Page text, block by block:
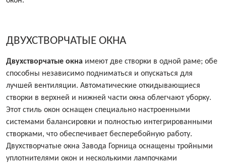
ДВУХСТВОРЧАТЫЕ ОКНА
Двухстворчатые окна имеют две створки в одной раме; обе
способны независимо подниматься и опускаться для
лучшей вентиляции. Автоматические откидывающиеся
створки в верхней и нижней части окна облегчают уборку.
Этот стиль окон оснащен специально настроенными
системами балансировки и полностью интегрированными
створками, что обеспечивает бесперебойную работу.
Двухстворчатые окна Завода Горница оснащены тройными
уплотнителями окон и несколькими лампочками